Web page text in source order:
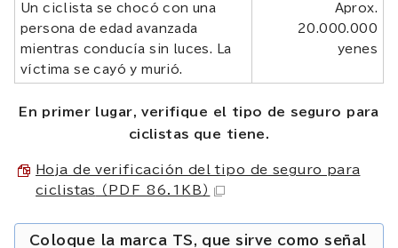
Un ciclista se chocó con una
persona de edad avanzada
mientras conducía sin luces. La
víctima se cayó y murió.
Aprox.
20.000.000
yenes
En primer lugar, verifique el tipo de seguro para
ciclistas que tiene.
Hoja de verificación del tipo de seguro para
ciclistas
（PDF 86.1KB）
Coloque la marca TS, que sirve como señal